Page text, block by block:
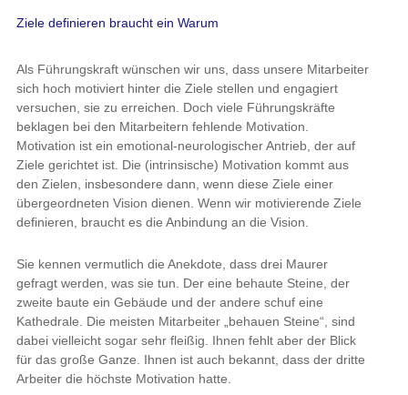
Ziele definieren braucht ein Warum
Als Führungskraft wünschen wir uns, dass unsere Mitarbeiter
sich hoch motiviert hinter die Ziele stellen und engagiert
versuchen, sie zu erreichen. Doch viele Führungskräfte
beklagen bei den Mitarbeitern fehlende Motivation.
Motivation ist ein emotional-neurologischer Antrieb, der auf
Ziele gerichtet ist. Die (intrinsische) Motivation kommt aus
den Zielen, insbesondere dann, wenn diese Ziele einer
übergeordneten Vision dienen. Wenn wir motivierende Ziele
definieren, braucht es die Anbindung an die Vision.
Sie kennen vermutlich die Anekdote, dass drei Maurer
gefragt werden, was sie tun. Der eine behaute Steine, der
zweite baute ein Gebäude und der andere schuf eine
Kathedrale. Die meisten Mitarbeiter „behauen Steine“, sind
dabei vielleicht sogar sehr fleißig. Ihnen fehlt aber der Blick
für das große Ganze. Ihnen ist auch bekannt, dass der dritte
Arbeiter die höchste Motivation hatte.